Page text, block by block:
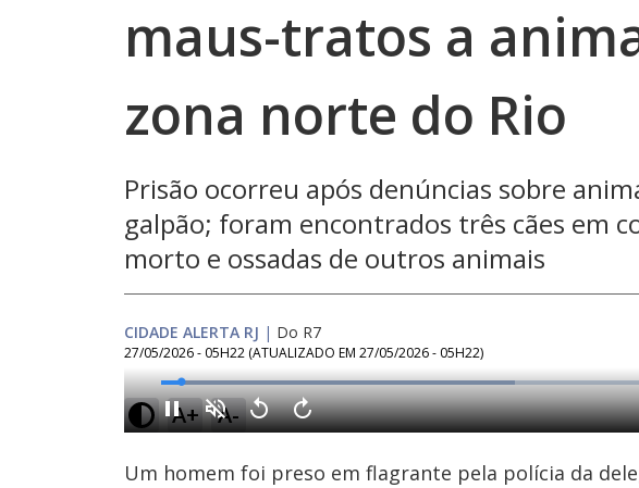
maus-tratos a
zona norte do Rio
Prisão ocorreu após denúncias sobre
galpão; foram encontrados três cães em
morto e ossadas de outros animais
CIDADE ALERTA RJ | Do R7
27/05/2026 - 05H22 (ATUALIZADO EM 27/05/2026 - 05H22)
A+ A-
Ativar
Som
Loaded:
49.07%
Um homem foi preso em flagrante pela polícia da